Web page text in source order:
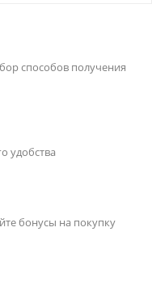
способов получения
удобства
бонусы на покупку